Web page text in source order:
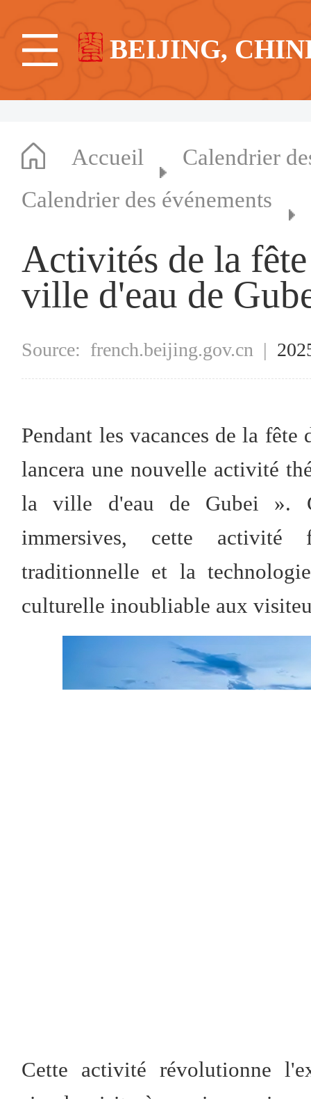
BEIJING,
Accueil
Calendrier
Calendrier des événements
Activités de la
ville d'eau de
Source: french.beijing.gov.cn |
Pendant les vacances de la
lancera une nouvelle activité
la ville d'eau de Gubei ».
immersives, cette activité
traditionnelle et la
culturelle inoubliable aux
Cette activité révolutionne